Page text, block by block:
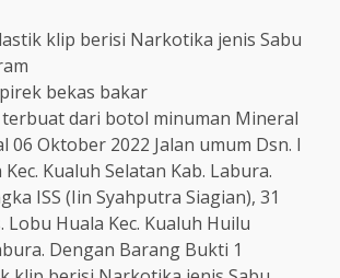
klip berisi Narkotika jenis Sabu
bekas bakar
terbuat dari botol minuman Mineral
06 Oktober 2022 Jalan umum Dsn. I
Kualuh Selatan Kab. Labura.
ISS (Iin Syahputra Siagian), 31
Lobu Huala Kec. Kualuh Huilu
Dengan Barang Bukti 1